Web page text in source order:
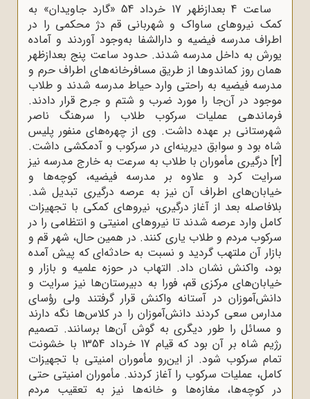
ساعت 4 بعدازظهر 17 خرداد 54 «گارد جاویدان» به
نیروهای ساواک و شهربانی قم دژ محکمی را در
مدرسه‌ فیضیه و دارالشفا به‌وجود آوردند و آماده‌
به داخل مدرسه شدند. حدود ساعت پنج بعدازظهر
روز کماندوها از طریق مسافرخانه‌های اطراف حرم و
فیضیه به راحتی وارد حیاط مدرسه شدند و طلاب
در آن‌جا را مورد ضرب و شتم و جرح قرار دادند.
عملیات سرکوب طلاب را سرهنگ ناصر
بر عهده داشت. وی از چهره‌های منفور پلیس
بود و سوابق دیرینه‌ای در سرکوب و آدمکشی داشت.
درگیری مأموران با طلاب به سرعت به خارج مدرسه نیز
کرد و علاوه بر مدرسه فیضیه، کوچه‌ها و
اطراف آن نیز به عرصه درگیری تبدیل شد.
بعد از آغاز درگیری، نیروهای کمکی با تجهیزات
وارد عرصه شدند تا نیروهای امنیتی و انتظامی را در
مردم و طلاب یاری کنند. در همین حال، شهر قم و
آن ملتهب گردید و نسبت به حادثه‌ای که پیش آمده
واکنش نشان داد. التهاب در حوزه علمیه و بازار و
مرکزی قم، فورا به دبیرستان‌ها نیز سرایت و
در آستانه واکنش قرار گرفتند ولی رؤسای
سعی کردند دانش‌آموزان را در کلاس‌ها نگه دارند
مسائل را طور دیگری به گوش آ‌ن‌ها برسانند. تصمیم
رژیم شاه بر آن بود که قیام 17 خرداد 1354 با خشونت
سرکوب شود. از این‌رو مأموران امنیتی با تجهیزات
عملیات سرکوب را آغاز کردند. مأموران امنیتی حتی
کوچه‌ها، مغازه‌ها و خانه‌ها نیز به تعقیب مردم